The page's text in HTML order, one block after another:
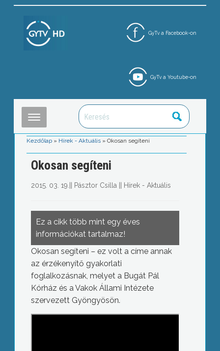
GyTv a Facebook-on
GyTv a Youtube-on
Kezdőlap » Hírek - Aktuális »Okosan segíteni
Okosan segíteni
2015. 03. 19. Pásztor Csilla Hírek - Aktuális
Ez a cikk több mint egy éves
információkat tartalmaz!
Okosan segíteni – ez volt a címe annak
az érzékenyítő gyakorlati
foglalkozásnak, melyet a Bugát Pál
Kórház és a Vakok Állami Intézete
szervezett Gyöngyösön.